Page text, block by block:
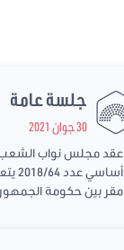
جلسة عامة
30 جوان 2021
مقر بين حكومة